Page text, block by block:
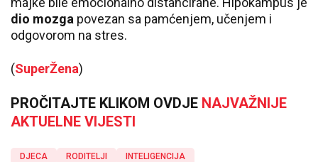
dio mozga povezan sa pamćenjem, učenjem i
odgovorom na stres.
(SuperŽena)
PROČITAJTE KLIKOM OVDJE NAJVAŽNIJE
AKTUELNE VIJESTI
DJECA RODITELJI INTELIGENCIJA